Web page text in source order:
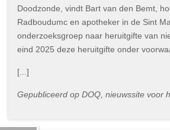
Doodzonde, vindt Bart van den Bemt,
Radboudumc en apotheker in de Sint
onderzoeksgroep naar heruitgifte van
eind 2025 deze heruitgifte onder
[...]
Gepubliceerd op DOQ, nieuwssite voor